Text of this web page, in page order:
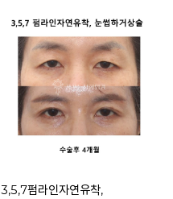
3,5,7펌라인자연유착,